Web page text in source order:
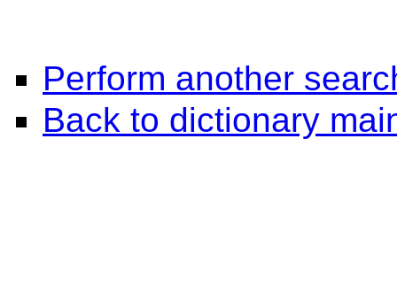
Perform another
Back to dictionary